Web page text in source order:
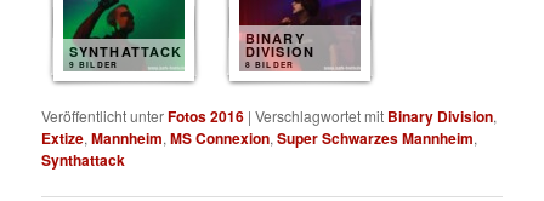
SYNTHATTACK
9 BILDER
BINARY
DIVISION
8 BILDER
Veröffentlicht unterFotos 2016 |Verschlagwortet mit Binary Division,
Extize,Mannheim,MS Connexion,Super Schwarzes Mannheim,
Synthattack